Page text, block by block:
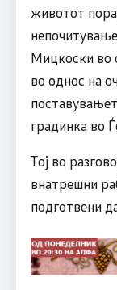
животот
Мицкоски во
во однос на
градинка во
Тој во
внатрешни
подготвени